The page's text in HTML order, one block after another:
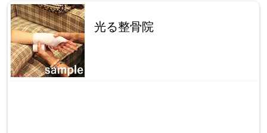
光る整骨院